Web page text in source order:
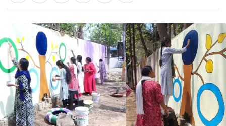
a
t
c
e
o
l
e
a
m
ಕ್
h
a
r
e